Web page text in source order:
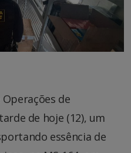
de
de hoje (12), um
essência de